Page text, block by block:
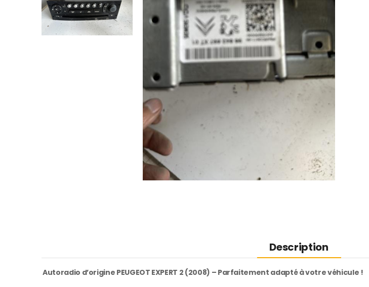
Description
Autoradio d’origine PEUGEOT EXPERT 2 (2008) – Parfaitement adapté à votre véhicule !